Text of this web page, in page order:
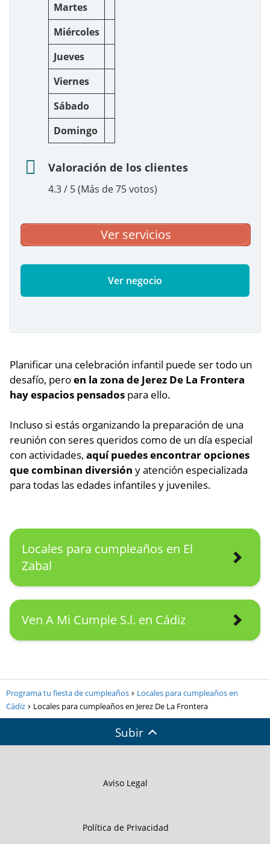
Martes
Miércoles
Jueves
Viernes
Sábado
Domingo
Valoración de los clientes
4.3 / 5 (Más de 75 votos)
Ver servicios
Ver negocio
Planificar una celebración infantil puede ser todo un
desafío, peroen la zona de Jerez De La Frontera
hay espacios pensados para ello.
Incluso si estás organizando la preparación de una
reunión con seres queridos como de un día especial
con actividades, aquí puedes encontrar opciones
que combinan diversión y atención especializada
para todas las edades infantiles y juveniles.
Locales para cumpleaños en El
Zabal
Ven A Mi Cumple S.l. en Cádiz
Programa tu fiesta de cumpleaños
Locales para cumpleaños en
Cádiz
Locales para cumpleaños en Jerez De La Frontera
Subir
Aviso Legal
Política de Privacidad